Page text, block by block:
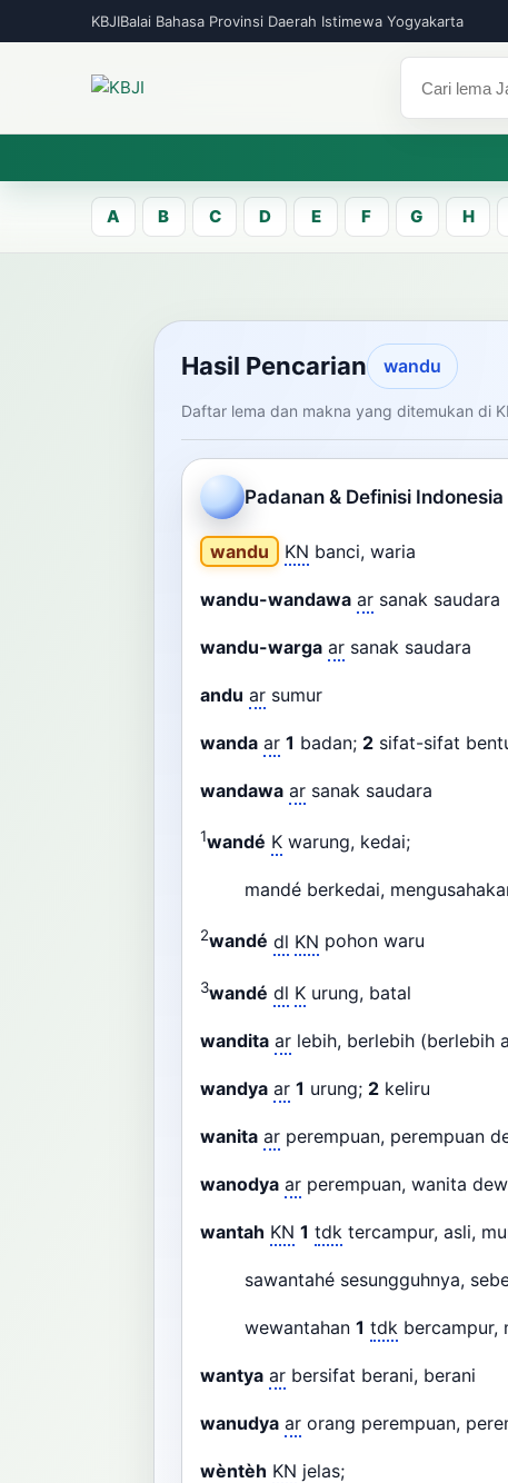
KBJIBalai Bahasa Provinsi Daerah Istimewa Yogyakarta
Hasil
Temukan lema Jawa dan maknanya
mengelola data Kamus Bahasa Jawa-
A B C D E F G H
Hasil Pencarian wandu
Daftar lema dan makna yang ditemukan di
Padanan & Definisi Indonesia
wandu KN banci, waria
wandu-wandawa ar sanak saudara
wandu-warga ar sanak saudara
andu ar sumur
wanda ar 1 badan; 2 sifat-sifat
wandawa ar sanak saudara
1wandé K warung, kedai;
mandé berkedai,
2wandé dl KN pohon waru
3wandé dl K urung, batal
wandita ar lebih, berlebih (berlebih
wandya ar 1 urung; 2 keliru
wanita ar perempuan, perempuan
wanodya ar perempuan, wanita
wantah KN 1 tdk tercampur, asli,
sawantahé sesungguhnya,
wewantahan 1 tdk bercampur,
wantya ar bersifat berani, berani
wanudya ar orang perempuan,
wèntèh KN jelas;